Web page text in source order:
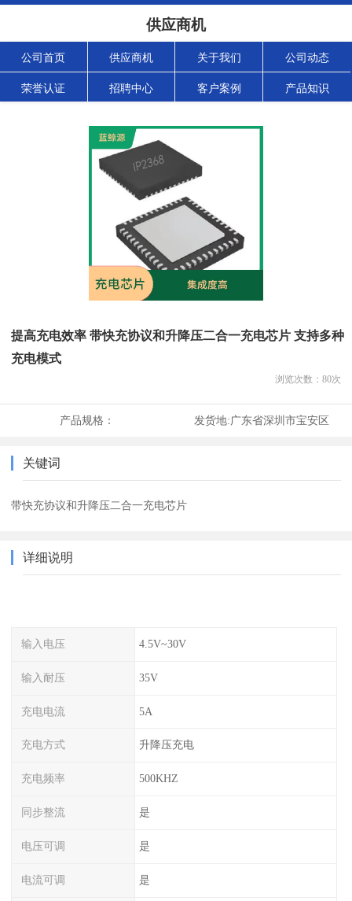
供应商机
公司首页 供应商机 关于我们 公司动态
荣誉认证 招聘中心 客户案例 产品知识
提高充电效率 带快充协议和升降压二合一充电芯片 支持多种
充电模式
浏览次数： 80次
产品规格： 发货地:广东省深圳市宝安区
关键词
带快充协议和升降压二合一充电芯片
详细说明
输入电压 4.5V~30V
输入耐压 35V
充电电流 5A
充电方式 升降压充电
充电频率 500KHZ
同步整流 是
电压可调 是
电流可调 是